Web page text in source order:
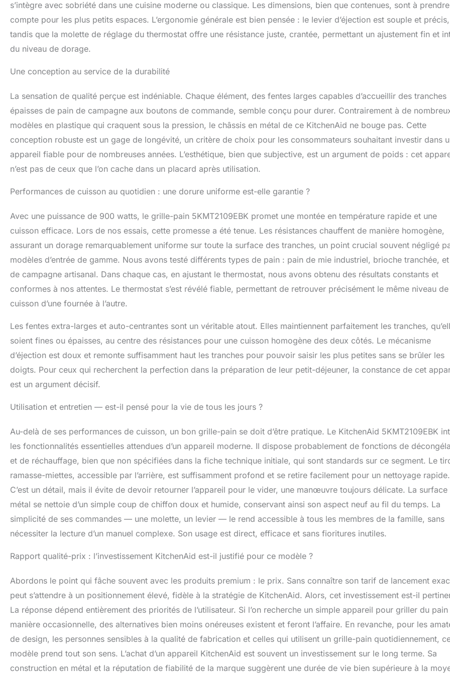
s’intègre avec sobriété dans une cuisine moderne ou classique. Les dimensions, bien que contenues, sont à
compte pour les plus petits espaces. L’ergonomie générale est bien pensée : le levier d’éjection est souple et précis,
tandis que la molette de réglage du thermostat offre une résistance juste, crantée, permettant un ajustement fin et
du niveau de dorage.
Une conception au service de la durabilité
La sensation de qualité perçue est indéniable. Chaque élément, des fentes larges capables d’accueillir des tranches
épaisses de pain de campagne aux boutons de commande, semble conçu pour durer. Contrairement à de
modèles en plastique qui craquent sous la pression, le châssis en métal de ce KitchenAid ne bouge pas. Cette
conception robuste est un gage de longévité, un critère de choix pour les consommateurs souhaitant investir dans
appareil fiable pour de nombreuses années. L’esthétique, bien que subjective, est un argument de poids : cet
n’est pas de ceux que l’on cache dans un placard après utilisation.
Performances de cuisson au quotidien : une dorure uniforme est-elle garantie ?
Avec une puissance de 900 watts, le grille-pain 5KMT2109EBK promet une montée en température rapide et une
cuisson efficace. Lors de nos essais, cette promesse a été tenue. Les résistances chauffent de manière homogène,
assurant un dorage remarquablement uniforme sur toute la surface des tranches, un point crucial souvent négligé
modèles d’entrée de gamme. Nous avons testé différents types de pain : pain de mie industriel, brioche tranchée,
de campagne artisanal. Dans chaque cas, en ajustant le thermostat, nous avons obtenu des résultats constants et
conformes à nos attentes. Le thermostat s’est révélé fiable, permettant de retrouver précisément le même niveau de
cuisson d’une fournée à l’autre.
Les fentes extra-larges et auto-centrantes sont un véritable atout. Elles maintiennent parfaitement les tranches,
soient fines ou épaisses, au centre des résistances pour une cuisson homogène des deux côtés. Le mécanisme
d’éjection est doux et remonte suffisamment haut les tranches pour pouvoir saisir les plus petites sans se brûler les
doigts. Pour ceux qui recherchent la perfection dans la préparation de leur petit-déjeuner, la constance de cet
est un argument décisif.
Utilisation et entretien — est-il pensé pour la vie de tous les jours ?
Au-delà de ses performances de cuisson, un bon grille-pain se doit d’être pratique. Le KitchenAid 5KMT2109EBK
les fonctionnalités essentielles attendues d’un appareil moderne. Il dispose probablement de fonctions de
et de réchauffage, bien que non spécifiées dans la fiche technique initiale, qui sont standards sur ce segment. Le
ramasse-miettes, accessible par l’arrière, est suffisamment profond et se retire facilement pour un nettoyage rapide.
C’est un détail, mais il évite de devoir retourner l’appareil pour le vider, une manœuvre toujours délicate. La surface
métal se nettoie d’un simple coup de chiffon doux et humide, conservant ainsi son aspect neuf au fil du temps. La
simplicité de ses commandes — une molette, un levier — le rend accessible à tous les membres de la famille, sans
nécessiter la lecture d’un manuel complexe. Son usage est direct, efficace et sans fioritures inutiles.
Rapport qualité-prix : l’investissement KitchenAid est-il justifié pour ce modèle ?
Abordons le point qui fâche souvent avec les produits premium : le prix. Sans connaître son tarif de lancement
peut s’attendre à un positionnement élevé, fidèle à la stratégie de KitchenAid. Alors, cet investissement est-il
La réponse dépend entièrement des priorités de l’utilisateur. Si l’on recherche un simple appareil pour griller du
manière occasionnelle, des alternatives bien moins onéreuses existent et feront l’affaire. En revanche, pour les
de design, les personnes sensibles à la qualité de fabrication et celles qui utilisent un grille-pain quotidiennement,
modèle prend tout son sens. L’achat d’un appareil KitchenAid est souvent un investissement sur le long terme. Sa
construction en métal et la réputation de fiabilité de la marque suggèrent une durée de vie bien supérieure à la